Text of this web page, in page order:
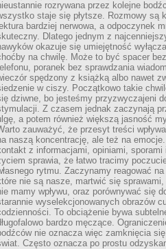
rozrywana przez kolejne
staje się płytsze. Rozmowy są
bardziej nerwowa, a odpoczynek
Dlatego jednym z
okazuje się umiejętność
na chwilę. Może to być spacer bez
poranek bez sprawdzania
spędzony z książką albo nawet
w ciszy. Początkowo takie
dziwne, bo jesteśmy przyzwyczajeni
Z czasem jednak zaczynają
a potem również większą jasność
zauważyć, że przesyt treści
naszą koncentrację, ale też na emocje.
z informacjami, opiniami, sporami
sprawia, że łatwo tracimy
rytmu. Zaczynamy reagować
nie są nasze, martwić się
mamy wpływu, oraz porównywać się
wyselekcjonowanych obrazów
To obciążenie bywa
bardzo męczące.
nie oznacza więc zamknięcia
Często oznacza po prostu